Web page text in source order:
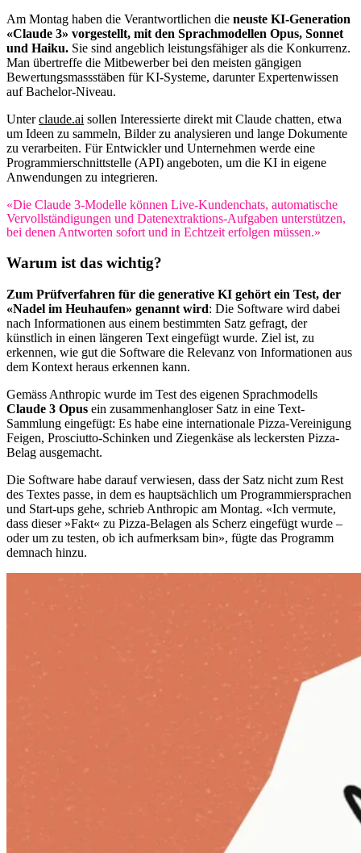
Am Montag haben die Verantwortlichen die neuste KI-Generation
«Claude 3» vorgestellt, mit den Sprachmodellen Opus, Sonnet
und Haiku. Sie sind angeblich leistungsfähiger als die Konkurrenz.
Man übertreffe die Mitbewerber bei den meisten gängigen
Bewertungsmassstäben für KI-Systeme, darunter Expertenwissen
auf Bachelor-Niveau.
Unterclaude.ai sollen Interessierte direkt mit Claude chatten, etwa
um Ideen zu sammeln, Bilder zu analysieren und lange Dokumente
zu verarbeiten. Für Entwickler und Unternehmen werde eine
Programmierschnittstelle (API) angeboten, um die KI in eigene
Anwendungen zu integrieren.
«Die Claude 3-Modelle können Live-Kundenchats, automatische
Vervollständigungen und Datenextraktions-Aufgaben unterstützen,
bei denen Antworten sofort und in Echtzeit erfolgen müssen.»
Warum ist das wichtig?
Zum Prüfverfahren für die generative KI gehört ein Test, der
«Nadel im Heuhaufen» genannt wird: Die Software wird dabei
nach Informationen aus einem bestimmten Satz gefragt, der
künstlich in einen längeren Text eingefügt wurde. Ziel ist, zu
erkennen, wie gut die Software die Relevanz von Informationen aus
dem Kontext heraus erkennen kann.
Gemäss Anthropic wurde im Test des eigenen Sprachmodells
Claude 3 Opus ein zusammenhangloser Satz in eine Text-
Sammlung eingefügt: Es habe eine internationale Pizza-Vereinigung
Feigen, Prosciutto-Schinken und Ziegenkäse als leckersten Pizza-
Belag ausgemacht.
Die Software habe darauf verwiesen, dass der Satz nicht zum Rest
des Textes passe, in dem es hauptsächlich um Programmiersprachen
und Start-ups gehe, schrieb Anthropic am Montag. «Ich vermute,
dass dieser »Fakt« zu Pizza-Belagen als Scherz eingefügt wurde –
oder um zu testen, ob ich aufmerksam bin», fügte das Programm
demnach hinzu.